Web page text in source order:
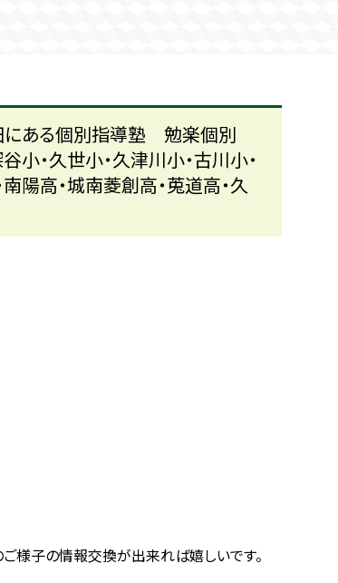
にある個別指導塾 勉楽個別
小・久世小・久津川小・古川小・
陽高・城南菱創高・莵道高・久
様子の情報交換が出来れば嬉しいです。